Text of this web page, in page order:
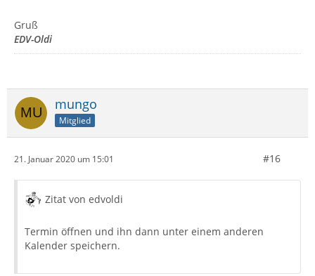
Gruß
EDV-Oldi
mungo
Mitglied
21. Januar 2020 um 15:01 #16
Zitat von edvoldi
Termin öffnen und ihn dann unter einem anderen
Kalender speichern.